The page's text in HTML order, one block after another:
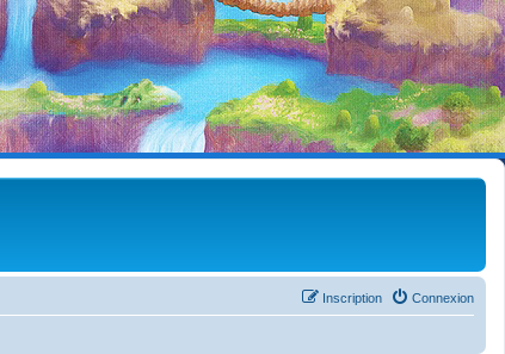
Connexion
Inscription